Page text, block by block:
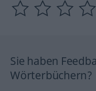
Sie haben
Wörterbüchern?